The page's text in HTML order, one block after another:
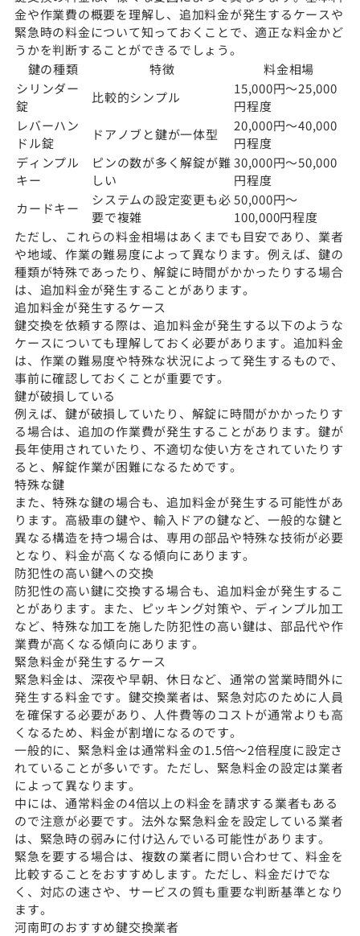
金や作業費の概要を理解し、追加料金が発生するケースや
緊急時の料金について知っておくことで、適正な料金かど
うかを判断することができるでしょう。
鍵の種類
特徴
料金相場
シリンダー
錠
比較的シンプル
15,000円〜25,000
円程度
レバーハン
ドル錠
ドアノブと鍵が一体型
20,000円〜40,000
円程度
ディンプル
キー
ピンの数が多く解錠が難
しい
30,000円〜50,000
円程度
カードキー
システムの設定変更も必
要で複雑
50,000円〜
100,000円程度
ただし、これらの料金相場はあくまでも目安であり、業者
や地域、作業の難易度によって異なります。例えば、鍵の
種類が特殊であったり、解錠に時間がかかったりする場合
は、追加料金が発生することがあります。
追加料金が発生するケース
鍵交換を依頼する際は、追加料金が発生する以下のような
ケースについても理解しておく必要があります。追加料金
は、作業の難易度や特殊な状況によって発生するもので、
事前に確認しておくことが重要です。
鍵が破損している
例えば、鍵が破損していたり、解錠に時間がかかったりす
る場合は、追加の作業費が発生することがあります。鍵が
長年使用されていたり、不適切な使い方をされていたりす
ると、解錠作業が困難になるためです。
特殊な鍵
また、特殊な鍵の場合も、追加料金が発生する可能性があ
ります。高級車の鍵や、輸入ドアの鍵など、一般的な鍵と
異なる構造を持つ場合は、専用の部品や特殊な技術が必要
となり、料金が高くなる傾向にあります。
防犯性の高い鍵への交換
防犯性の高い鍵に交換する場合も、追加料金が発生するこ
とがあります。また、ピッキング対策や、ディンプル加工
など、特殊な加工を施した防犯性の高い鍵は、部品代や作
業費が高くなる傾向にあります。
緊急料金が発生するケース
緊急料金は、深夜や早朝、休日など、通常の営業時間外に
発生する料金です。鍵交換業者は、緊急対応のために人員
を確保する必要があり、人件費等のコストが通常よりも高
くなるため、料金が割増になるのです。
一般的に、緊急料金は通常料金の1.5倍〜2倍程度に設定さ
れていることが多いです。ただし、緊急料金の設定は業者
によって異なります。
中には、通常料金の4倍以上の料金を請求する業者もある
ので注意が必要です。法外な緊急料金を設定している業者
は、緊急時の弱みに付け込んでいる可能性があります。
緊急を要する場合は、複数の業者に問い合わせて、料金を
比較することをおすすめします。ただし、料金だけでな
く、対応の速さや、サービスの質も重要な判断基準となり
ます。
河南町のおすすめ鍵交換業者